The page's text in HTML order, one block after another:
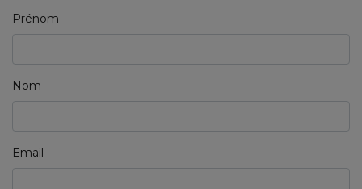
Prénom
Nom
Email